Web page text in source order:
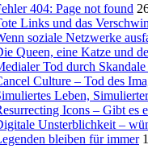
404: Page not found
Links und das
soziale Netzwerke
Queen, eine Katze und
Tod durch
Culture – Tod des
Leben,
Icons – Gibt es
Unsterblichkeit –
bleiben für immer